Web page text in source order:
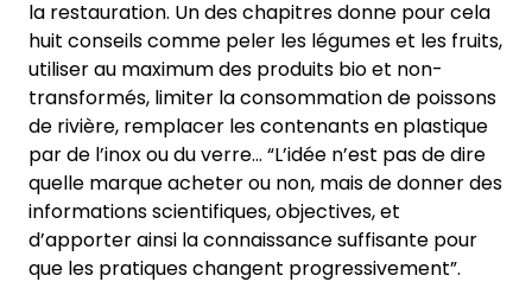
la restauration. Un des chapitres donne pour cela
huit conseils comme peler les légumes et les fruits,
utiliser au maximum des produits bio et non-
transformés, limiter la consommation de poissons
de rivière, remplacer les contenants en plastique
par de l’inox ou du verre… “L’idée n’est pas de dire
quelle marque acheter ou non, mais de donner des
informations scientifiques, objectives, et
d’apporter ainsi la connaissance suffisante pour
que les pratiques changent progressivement”.